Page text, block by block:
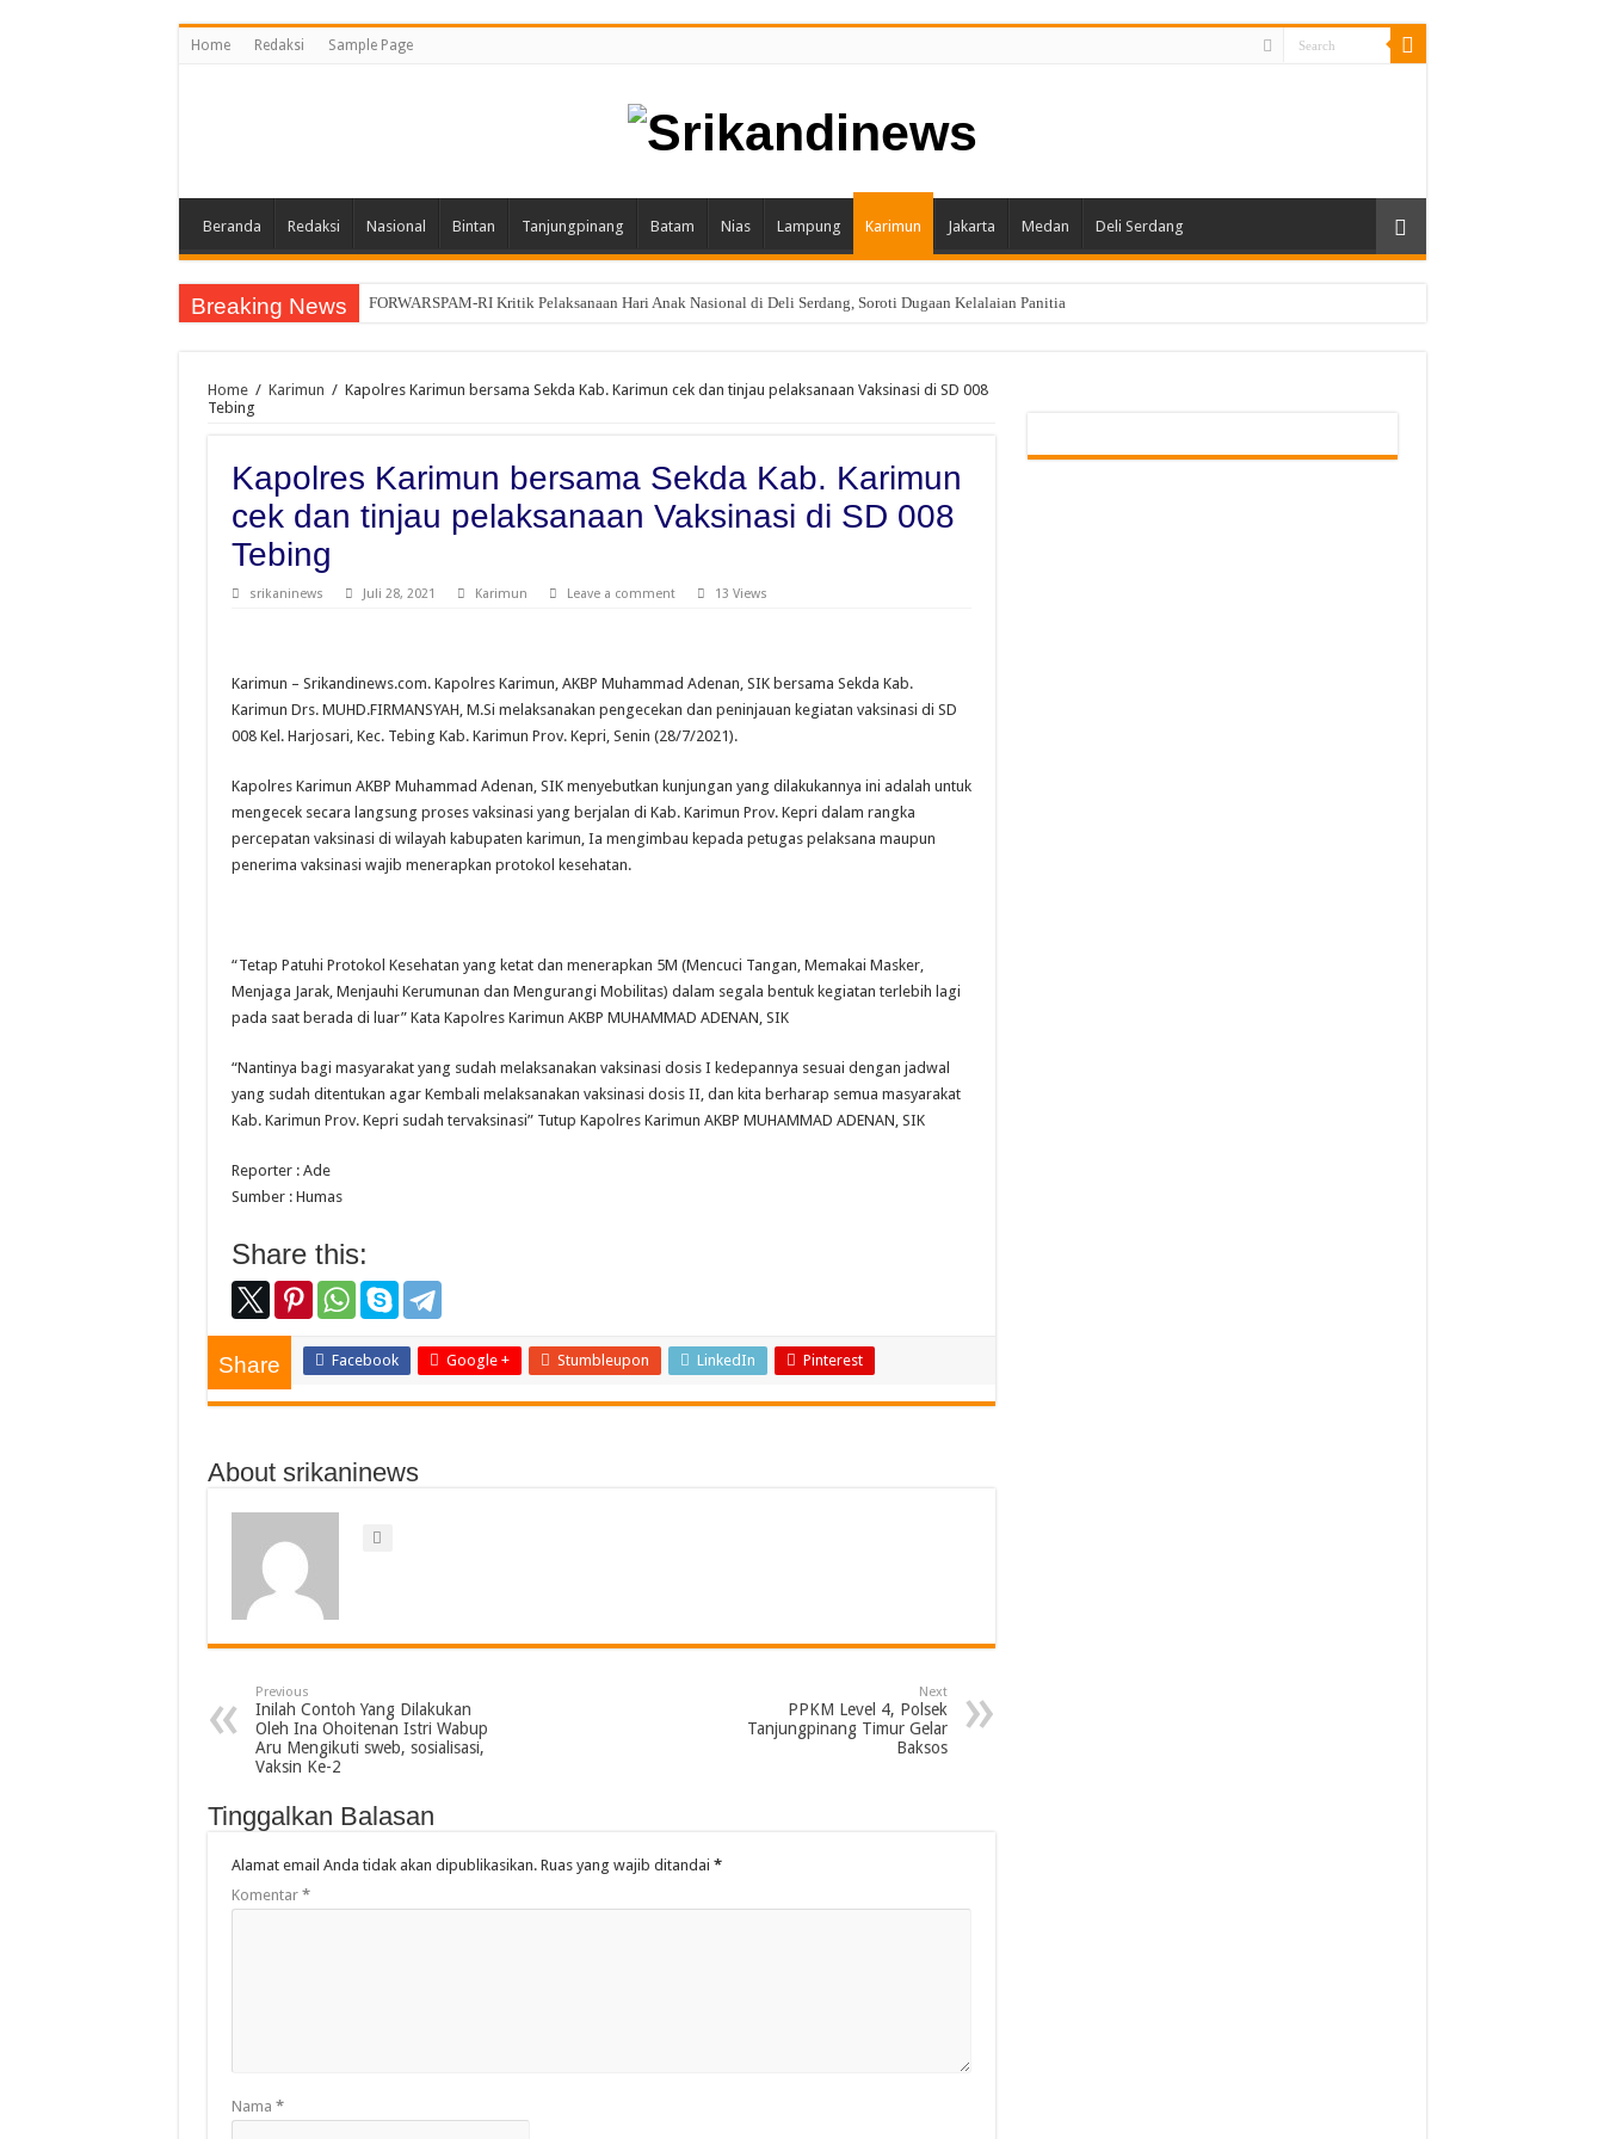
Home Redaksi Sample Page
Beranda Redaksi Nasional Bintan Tanjungpinang Batam Nias Lampung Karimun Jakarta Medan Deli Serdang
Breaking News FORWARSPAM-RI Kritik Pelaksanaan Hari Anak Nasional di Deli Serdang, Soroti Dugaan Kelalaian Panitia
Home / Karimun / Kapolres Karimun bersama Sekda Kab. Karimun cek dan tinjau pelaksanaan Vaksinasi di SD 008
Tebing
Kapolres Karimun bersama Sekda Kab. Karimun
cek dan tinjau pelaksanaan Vaksinasi di SD 008
Tebing
srikaninews Juli 28, 2021 Karimun Leave a comment 13 Views
Karimun – Srikandinews.com. Kapolres Karimun, AKBP Muhammad Adenan, SIK bersama Sekda Kab.
Karimun Drs. MUHD.FIRMANSYAH, M.Si melaksanakan pengecekan dan peninjauan kegiatan vaksinasi di SD
008 Kel. Harjosari, Kec. Tebing Kab. Karimun Prov. Kepri, Senin (28/7/2021).
Kapolres Karimun AKBP Muhammad Adenan, SIK menyebutkan kunjungan yang dilakukannya ini adalah untuk
mengecek secara langsung proses vaksinasi yang berjalan di Kab. Karimun Prov. Kepri dalam rangka
percepatan vaksinasi di wilayah kabupaten karimun, Ia mengimbau kepada petugas pelaksana maupun
penerima vaksinasi wajib menerapkan protokol kesehatan.
“Tetap Patuhi Protokol Kesehatan yang ketat dan menerapkan 5M (Mencuci Tangan, Memakai Masker,
Menjaga Jarak, Menjauhi Kerumunan dan Mengurangi Mobilitas) dalam segala bentuk kegiatan terlebih lagi
pada saat berada di luar” Kata Kapolres Karimun AKBP MUHAMMAD ADENAN, SIK
“Nantinya bagi masyarakat yang sudah melaksanakan vaksinasi dosis I kedepannya sesuai dengan jadwal
yang sudah ditentukan agar Kembali melaksanakan vaksinasi dosis II, dan kita berharap semua masyarakat
Kab. Karimun Prov. Kepri sudah tervaksinasi” Tutup Kapolres Karimun AKBP MUHAMMAD ADENAN, SIK
Reporter : Ade
Sumber : Humas
Share this:
Share Facebook Google + Stumbleupon LinkedIn Pinterest
About srikaninews
Previous
Inilah Contoh Yang Dilakukan
Oleh Ina Ohoitenan Istri Wabup
Aru Mengikuti sweb, sosialisasi,
Vaksin Ke-2
Next
PPKM Level 4, Polsek
Tanjungpinang Timur Gelar
Baksos
Tinggalkan Balasan
Alamat email Anda tidak akan dipublikasikan. Ruas yang wajib ditandai *
Komentar *
Nama *